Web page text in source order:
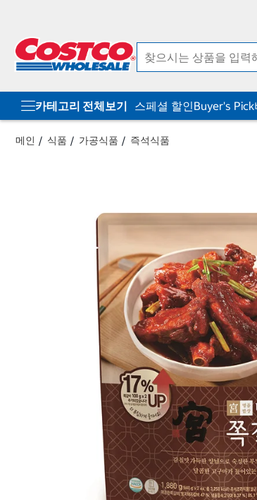
카테고리 전체보기 스페셜 할인Buyer's Pick
메인 식품 가공식품 즉석식품